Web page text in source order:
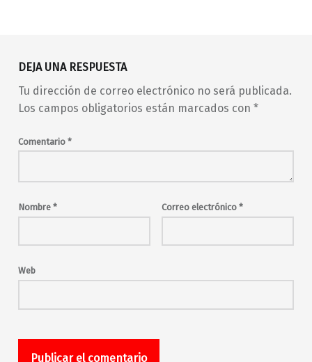
DEJA UNA RESPUESTA
Tu dirección de correo electrónico no será publicada.
Los campos obligatorios están marcados con *
Comentario *
Nombre * Correo electrónico *
Web